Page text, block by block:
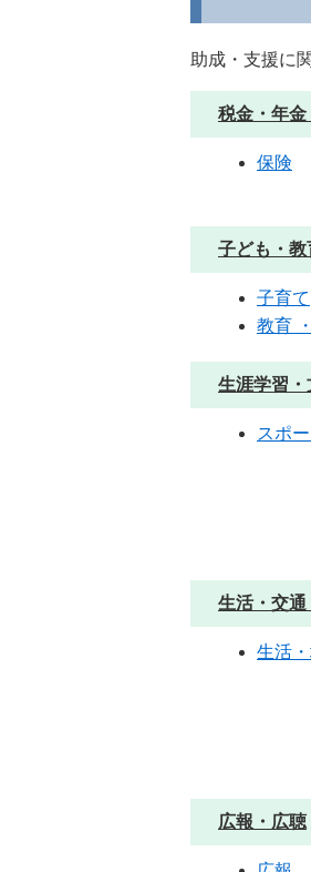
助成・支援に
税金・年金
保険
子ども・教
子育て
教育
生涯学習・
スポ
生活・交通
生活
広報・広聴